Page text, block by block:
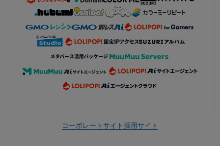
コーポレートサイト採用サイト